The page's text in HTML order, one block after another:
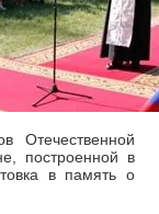
Отечественной
построенной в
в память о